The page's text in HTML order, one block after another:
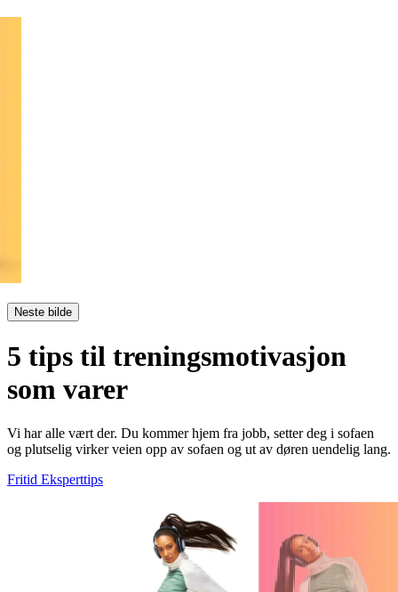
Neste bilde
5 tips til treningsmotivasjon
som varer
Vi har alle vært der. Du kommer hjem fra jobb, setter deg i sofaen
og plutselig virker veien opp av sofaen og ut av døren uendelig lang.
Fritid Eksperttips